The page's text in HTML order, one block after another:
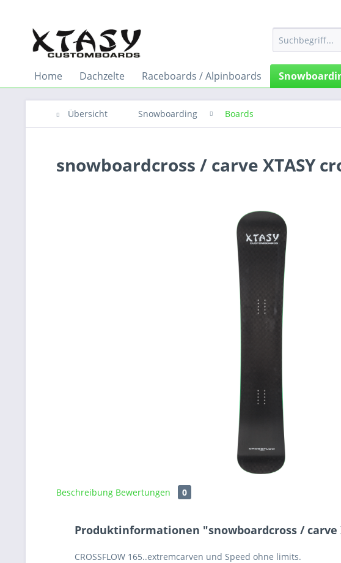
Home Dachzelte Raceboards / Alpinboards
Übersicht Snowboarding Boards
snowboardcross / carve XTASY
Beschreibung Bewertungen 0
Produktinformationen "snowboardcross / carve
CROSSFLOW 165..extremcarven und Speed ohne limits.